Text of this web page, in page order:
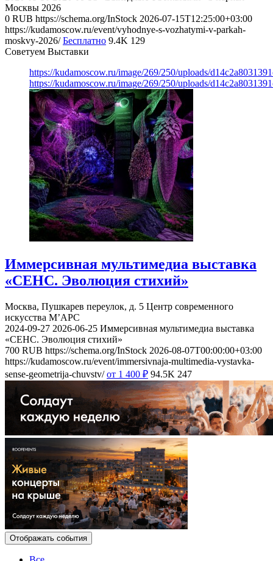
Москвы 2026
0 RUB https://schema.org/InStock 2026-07-15T12:25:00+03:00
https://kudamoscow.ru/event/vyhodnye-s-vozhatymi-v-parkah-
moskvy-2026/ Бесплатно 9.4K 129
Советуем Выставки
https://kudamoscow.ru/image/269/250/uploads/
https://kudamoscow.ru/image/269/250/uploads/
Иммерсивная мультимедиа выставка
«СЕНС. Эволюция стихий»
Москва, Пушкарев переулок, д. 5 Центр современного
искусства М’АРС
2024-09-27 2026-06-25 Иммерсивная мультимедиа выставка
«СЕНС. Эволюция стихий»
700 RUB https://schema.org/InStock 2026-08-07T00:00:00+03:00
https://kudamoscow.ru/event/immersivnaja-multimedia-vystavka-
sense-geometrija-chuvstv/ от 1 400 ₽ 94.5K 247
Отображать события